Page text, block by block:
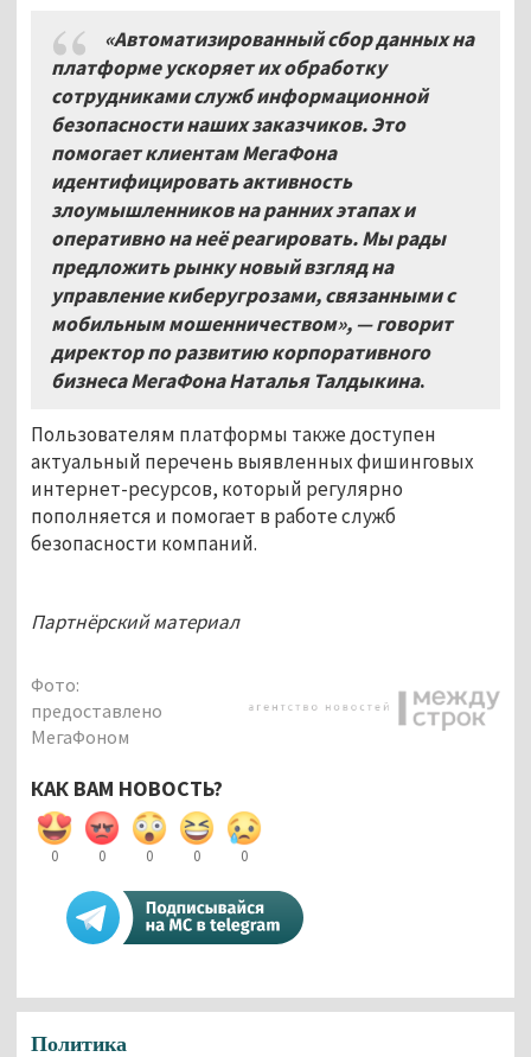
«Автоматизированный сбор данных на
платформе ускоряет их обработку
сотрудниками служб информационной
безопасности наших заказчиков. Это
помогает клиентам МегаФона
идентифицировать активность
злоумышленников на ранних этапах и
оперативно на неё реагировать. Мы рады
предложить рынку новый взгляд на
управление киберугрозами, связанными с
мобильным мошенничеством», — говорит
директор по развитию корпоративного
бизнеса МегаФона Наталья Талдыкина.
Пользователям платформы также доступен
актуальный перечень выявленных фишинговых
интернет-ресурсов, который регулярно
пополняется и помогает в работе служб
безопасности компаний.
Партнёрский материал
Фото:
предоставлено
МегаФоном
КАК ВАМ НОВОСТЬ?
0 0 0 0 0
Политика